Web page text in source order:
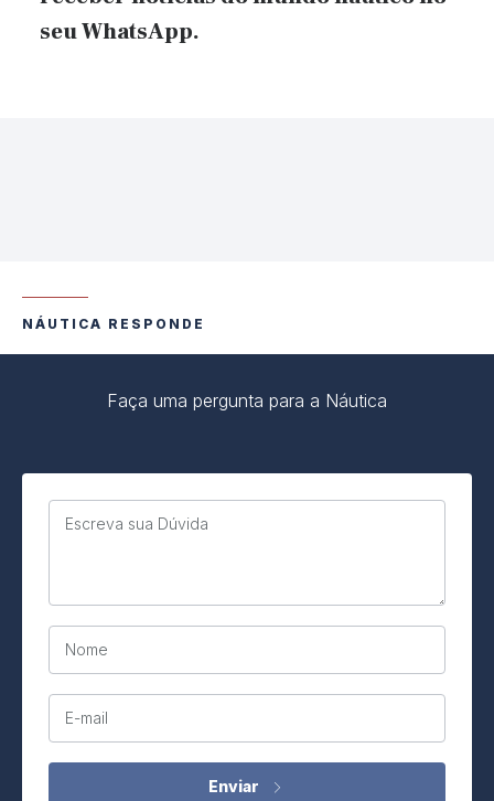
seu WhatsApp.
NÁUTICA RESPONDE
Faça uma pergunta para a Náutica
Escreva sua Dúvida
Nome
E-mail